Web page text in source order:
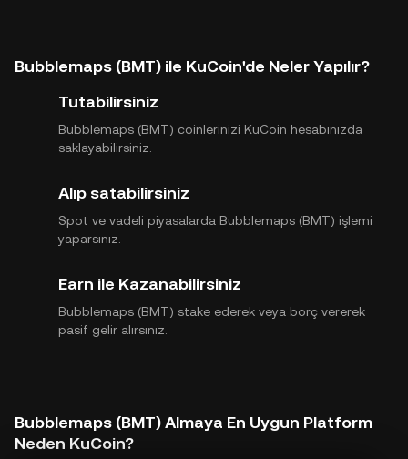
Bubblemaps (BMT) ile KuCoin'de Neler Yapılır?
Tutabilirsiniz
Bubblemaps (BMT) coinlerinizi KuCoin hesabınızda
saklayabilirsiniz.
Alıp satabilirsiniz
Spot ve vadeli piyasalarda Bubblemaps (BMT) işlemi
yaparsınız.
Earn ile Kazanabilirsiniz
Bubblemaps (BMT) stake ederek veya borç vererek
pasif gelir alırsınız.
Bubblemaps (BMT) Almaya En Uygun Platform
Neden KuCoin?